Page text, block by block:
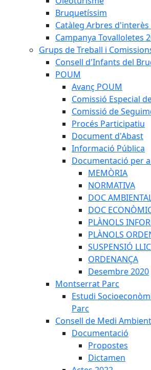
Bruquetíssim
Catàleg Arbres d'interès
Campanya Tovalloletes
Grups de Treball i
Consell d'Infants del
POUM
Avanç POUM
Comissió Especial
Comissió de
Procés Participatiu
Document d'Abast
Informació Pública
Documentació per
MEMÒRIA
NORMATIVA
DOC
DOC
PLÀNOLS
PLÀNOLS
SUSPENSIÓ
ORDENANÇA
Desembre 2020
Montserrat Parc
Estudi
Parc
Consell de Medi Ambient
Documentació
Propostes
Dictamen